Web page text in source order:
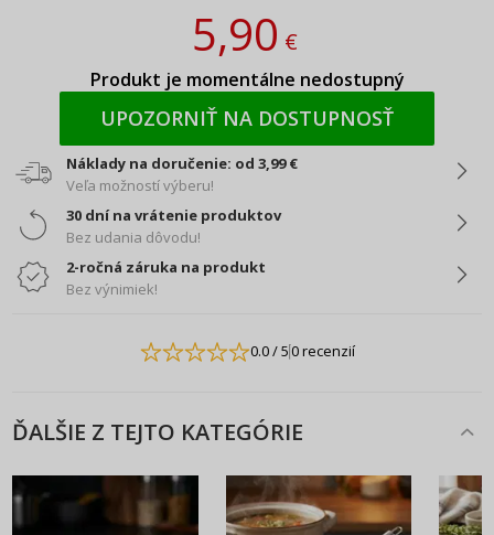
5,90€
Produkt je momentálne nedostupný
UPOZORNIŤ NA DOSTUPNOSŤ
Náklady na doručenie: od 3,99 €
Veľa možností výberu!
30 dní na vrátenie produktov
Bez udania dôvodu!
2-ročná záruka na produkt
Bez výnimiek!
0.0/ 50 recenzií
ĎALŠIE Z TEJTO KATEGÓRIE